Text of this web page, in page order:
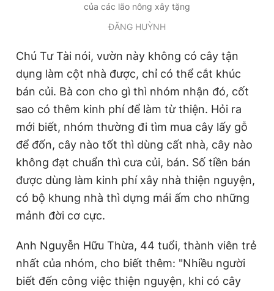
của các lão nông xây tặng
ĐĂNG HUỲNH
Chú Tư Tài nói, vườn này không có cây tận
dụng làm cột nhà được, chỉ có thể cắt khúc
bán củi. Bà con cho gì thì nhóm nhận đó, cốt
sao có thêm kinh phí để làm từ thiện. Hỏi ra
mới biết, nhóm thường đi tìm mua cây lấy gỗ
để đốn, cây nào tốt thì dùng cất nhà, cây nào
không đạt chuẩn thì cưa củi, bán. Số tiền bán
được dùng làm kinh phí xây nhà thiện nguyện,
có bộ khung nhà thì dựng mái ấm cho những
mảnh đời cơ cực.
Anh Nguyễn Hữu Thừa, 44 tuổi, thành viên trẻ
nhất của nhóm, cho biết thêm: "Nhiều người
biết đến công việc thiện nguyện, khi có cây